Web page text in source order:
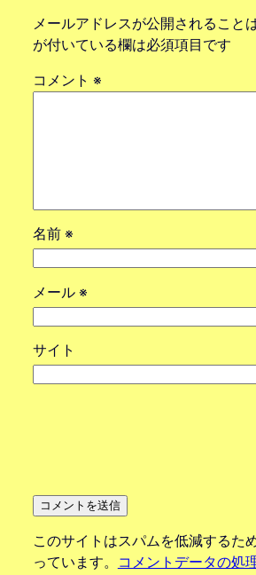
メールアドレスが公開されること
が付いている欄は必須項目です
コメント ※
名前 ※
メール ※
サイト
このサイトはスパムを低減するた
っています。
コメントデータの処